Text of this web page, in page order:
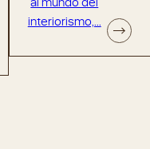
interiorismo,...